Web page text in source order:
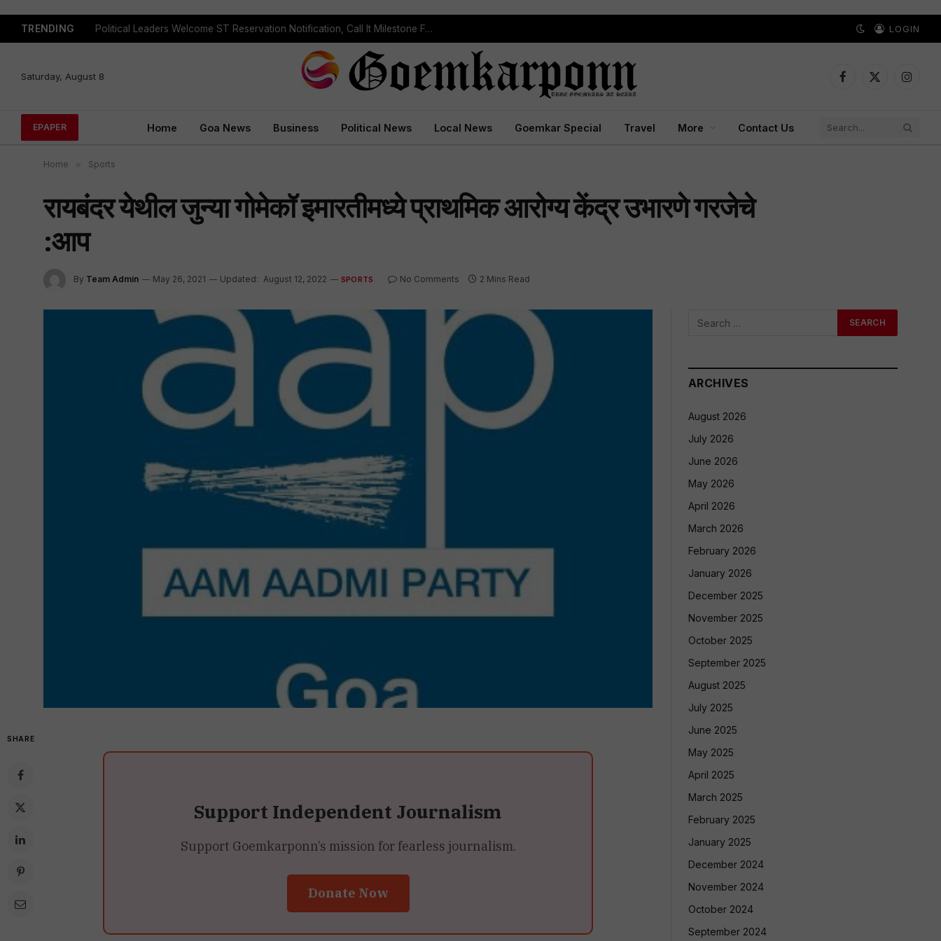
TRENDING Political Leaders Welcome ST Reservation Notification, Call It Milestone For Goa’s Tribal Community LOGIN
Saturday, August 8
Facebook
X
EPAPER Home Goa News Business Political News Local News Goemkar Special Travel More Contact Us
Home » Sports
रायबंदर येथील जुन्या गोमेकॉ इमारतीमध्ये प्राथमिक आरोग्य केंद्र उभारणे गरजेचे
:आप
By Team Admin May 26, 2021 Updated: August 12, 2022 SPORTS No Comments 2 Mins Read
SHARE
Support Independent Journalism
Support Goemkarponn’s mission for fearless journalism.
Donate Now
ARCHIVES
August 2026
July 2026
June 2026
May 2026
April 2026
March 2026
February 2026
January 2026
December 2025
November 2025
October 2025
September 2025
August 2025
July 2025
June 2025
May 2025
April 2025
March 2025
February 2025
January 2025
December 2024
November 2024
October 2024
September 2024